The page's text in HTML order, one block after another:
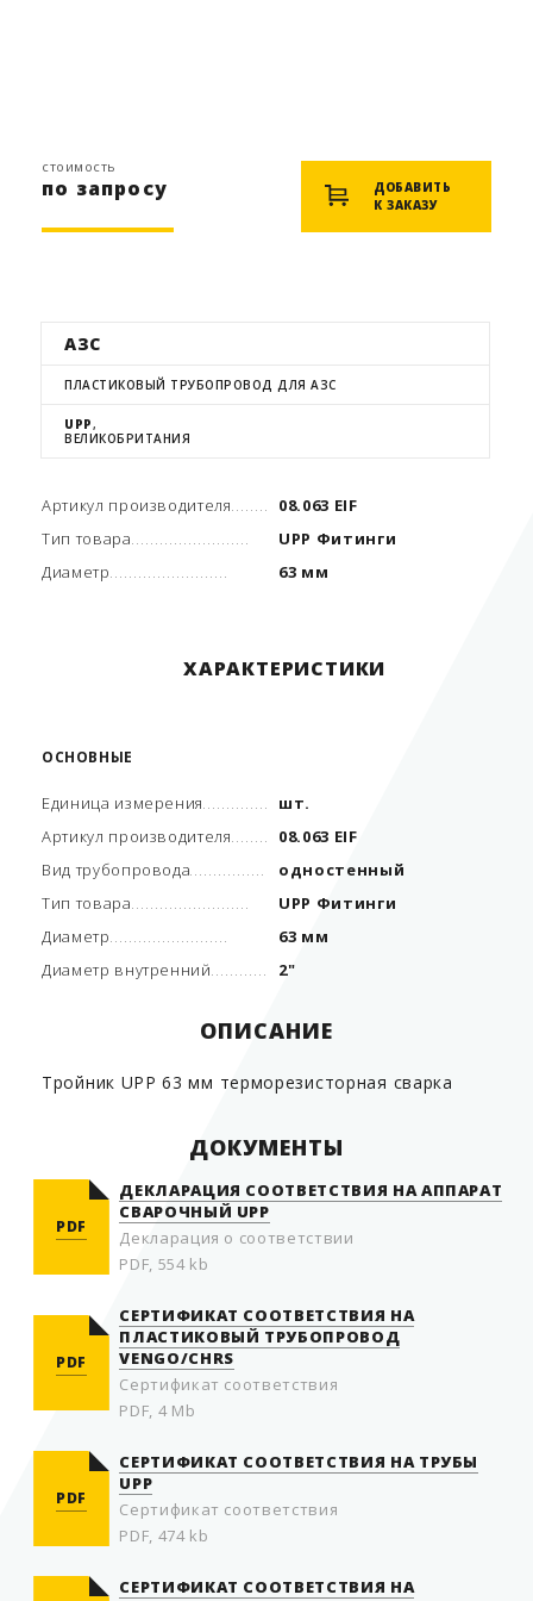
стоимость
по запросу
ДОБАВИТЬ
К ЗАКАЗУ
АЗС
ПЛАСТИКОВЫЙ ТРУБОПРОВОД ДЛЯ АЗС
UPP,
ВЕЛИКОБРИТАНИЯ
Артикул производителя
08.063 EIF
Тип товара
UPP Фитинги
Диаметр
63 мм
ХАРАКТЕРИСТИКИ
ОСНОВНЫЕ
Единица измерения
шт.
Артикул производителя
08.063 EIF
Вид трубопровода
одностенный
Тип товара
UPP Фитинги
Диаметр
63 мм
Диаметр внутренний
2"
ОПИСАНИЕ
Тройник UPP 63 мм терморезисторная сварка
ДОКУМЕНТЫ
PDF
ДЕКЛАРАЦИЯ СООТВЕТСТВИЯ НА АППАРАТ
СВАРОЧНЫЙ UPP
Декларация о соответствии
PDF, 554 kb
PDF
СЕРТИФИКАТ СООТВЕТСТВИЯ НА
ПЛАСТИКОВЫЙ ТРУБОПРОВОД
VENGO/CHRS
Сертификат соответствия
PDF, 4 Mb
PDF
СЕРТИФИКАТ СООТВЕТСТВИЯ НА ТРУБЫ
UPP
Сертификат соответствия
PDF, 474 kb
СЕРТИФИКАТ СООТВЕТСТВИЯ НА